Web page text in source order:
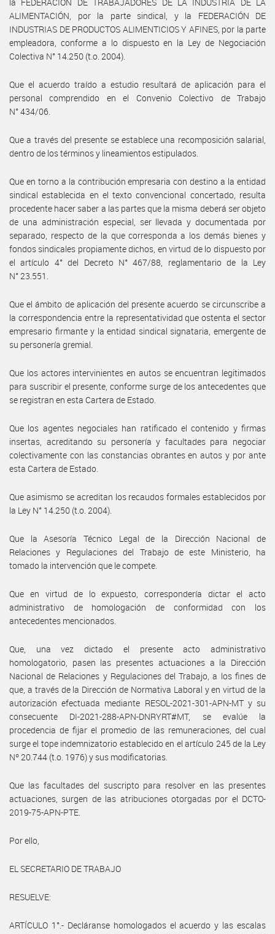
ALIMENTACIÓN, por la parte sindical, y la FEDERACIÓN DE
INDUSTRIAS DE PRODUCTOS ALIMENTICIOS Y AFINES, por la parte
empleadora, conforme a lo dispuesto en la Ley de Negociación
Colectiva N° 14.250 (t.o. 2004).
Que el acuerdo traído a estudio resultará de aplicación para el
personal comprendido en el Convenio Colectivo de Trabajo
N° 434/06.
Que a través del presente se establece una recomposición salarial,
dentro de los términos y lineamientos estipulados.
Que en torno a la contribución empresaria con destino a la entidad
sindical establecida en el texto convencional concertado, resulta
procedente hacer saber a las partes que la misma deberá ser objeto
de una administración especial, ser llevada y documentada por
separado, respecto de la que corresponda a los demás bienes y
fondos sindicales propiamente dichos, en virtud de lo dispuesto por
el artículo 4° del Decreto N° 467/88, reglamentario de la Ley
N° 23.551.
Que el ámbito de aplicación del presente acuerdo se circunscribe a
la correspondencia entre la representatividad que ostenta el sector
empresario firmante y la entidad sindical signataria, emergente de
su personería gremial.
Que los actores intervinientes en autos se encuentran legitimados
para suscribir el presente, conforme surge de los antecedentes que
se registran en esta Cartera de Estado.
Que los agentes negociales han ratificado el contenido y firmas
insertas, acreditando su personería y facultades para negociar
colectivamente con las constancias obrantes en autos y por ante
esta Cartera de Estado.
Que asimismo se acreditan los recaudos formales establecidos por
la Ley N° 14.250 (t.o. 2004).
Que la Asesoría Técnico Legal de la Dirección Nacional de
Relaciones y Regulaciones del Trabajo de este Ministerio, ha
tomado la intervención que le compete.
Que en virtud de lo expuesto, correspondería dictar el acto
administrativo de homologación de conformidad con los
antecedentes mencionados.
Que, una vez dictado el presente acto administrativo
homologatorio, pasen las presentes actuaciones a la Dirección
Nacional de Relaciones y Regulaciones del Trabajo, a los fines de
que, a través de la Dirección de Normativa Laboral y en virtud de la
autorización efectuada mediante RESOL-2021-301-APN-MT y su
consecuente DI-2021-288-APN-DNRYRT#MT, se evalúe la
procedencia de fijar el promedio de las remuneraciones, del cual
surge el tope indemnizatorio establecido en el artículo 245 de la Ley
Nº 20.744 (t.o. 1976) y sus modificatorias.
Que las facultades del suscripto para resolver en las presentes
actuaciones, surgen de las atribuciones otorgadas por el DCTO-
2019-75-APN-PTE.
Por ello,
EL SECRETARIO DE TRABAJO
RESUELVE:
ARTÍCULO 1°.- Decláranse homologados el acuerdo y las escalas